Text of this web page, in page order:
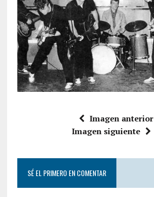
Imagen anterior
Imagen siguiente
SÉ EL PRIMERO EN COMENTAR